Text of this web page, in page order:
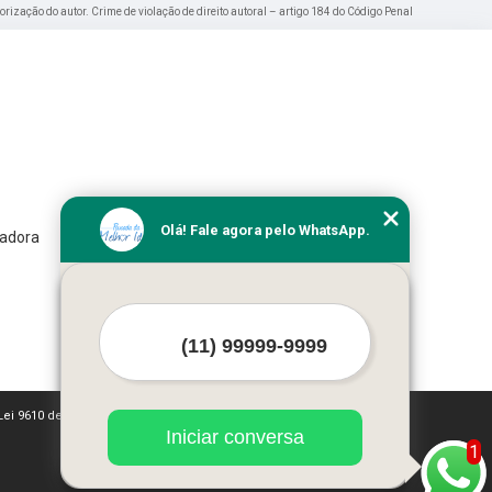
do autor. Crime de violação de direito autoral – artigo 184 do Código Penal
9610 de 19/02/1998)
1
Olá! Fale agora pelo WhatsApp.
Iniciar conversa